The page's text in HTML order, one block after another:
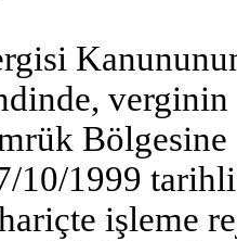
Bölgesine
10/1999
işleme